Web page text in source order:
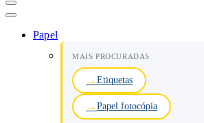
Menu
de
Papel
MAIS PROCURADAS
Etiquetas
Papel fotocópia